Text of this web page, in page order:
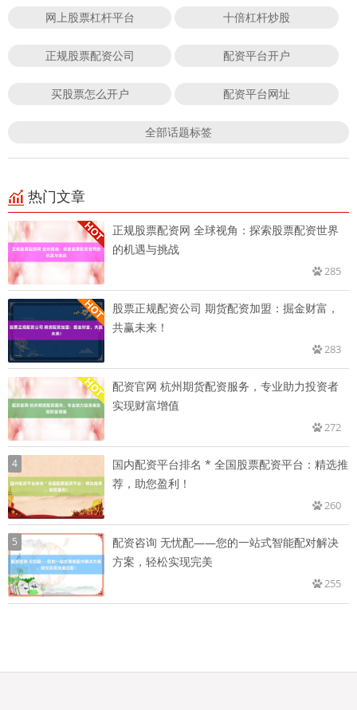
网上股票杠杆平台 十倍杠杆炒股
正规股票配资公司 配资平台开户
买股票怎么开户 配资平台网址
全部话题标签
热门文章
正规股票配资网 全球视角：探索股票配资世界
的机遇与挑战
285
股票正规配资公司 期货配资加盟：掘金财富，
共赢未来！
283
配资官网 杭州期货配资服务，专业助力投资者
实现财富增值
272
4
国内配资平台排名 * 全国股票配资平台：精选推
荐，助您盈利！
260
5
配资咨询 无忧配——您的一站式智能配对解决
方案，轻松实现完美
255